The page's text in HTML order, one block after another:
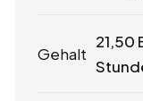
Gehalt
21,50